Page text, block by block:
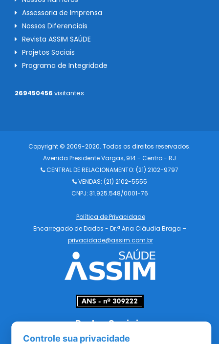
Assessoria de Imprensa
Nossos Diferenciais
Revista ASSIM SAÚDE
Projetos Sociais
Programa de Integridade
269450456 visitantes
Copyright © 2009-2020. Todos os direitos reservados.
Avenida Presidente Vargas, 914 - Centro - RJ
CENTRAL DE RELACIONAMENTO: (21) 2102-9797
VENDAS: (21) 2102-5555
CNPJ: 31.925.548/0001-76
Política de Privacidade
Encarregado de Dados - Dr.ª Ana Cláudia Braga –
privacidade@assim.com.br
Redes Sociais
Controle sua privacidade